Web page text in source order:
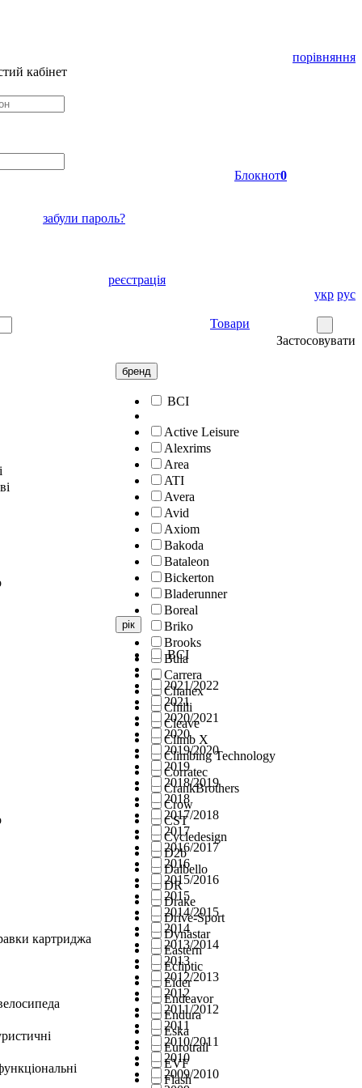
порівняння
кабінет
забули пароль?
реєстрація
Блокнот0
укр рус
Товари
Застосовувати
бренд
ВСІ
Active Leisure
Alexrims
Area
ATI
Avera
Avid
Axiom
Bakoda
Bataleon
Bickerton
Bladerunner
Boreal
Briko
Brooks
Bula
Carrera
Chanex
Chilli
Cleave
Climb X
Climbing Technology
Corratec
CrankBrothers
Crow
CST
Cycledesign
D2b
Dalbello
DR
Drake
Drive-Sport
Dynastar
Eastern
Ecliptic
Eider
Endeavor
Endura
Eska
Eurotrail
EVF
Flash
рік
ВСІ
2021/2022
2021
2020/2021
2020
2019/2020
2019
2018/2019
2018
2017/2018
2017
2016/2017
2016
2015/2016
2015
2014/2015
2014
2013/2014
2013
2012/2013
2012
2011/2012
2011
2010/2011
2010
2009/2010
картриджа